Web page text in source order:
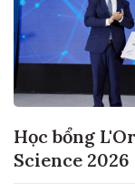
Học bổng
Science